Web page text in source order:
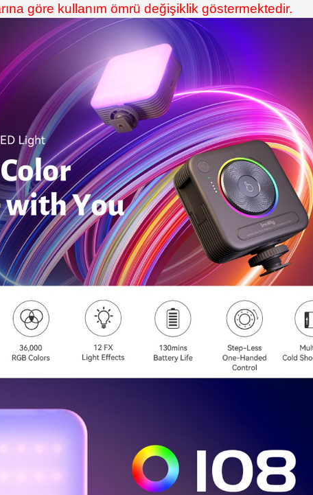
göre kullanım ömrü değişiklik göstermektedir.